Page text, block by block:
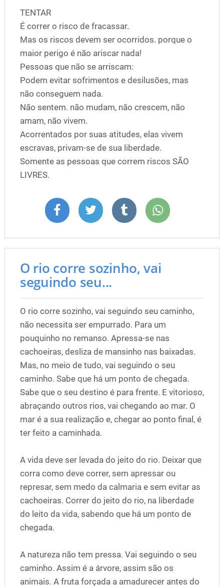
TENTAR
É correr o risco de fracassar.
Mas os riscos devem ser ocorridos. porque o
maior perigo é não ariscar nada!
Pessoas que não se arriscam:
Podem evitar sofrimentos e desilusões, mas
não conseguem nada.
Não sentem. não mudam, não crescem, não
amam, não vivem.
Acorrentados por suas atitudes, elas vivem
escravas, privam-se de sua liberdade.
Somente as pessoas que correm riscos SÃO
LIVRES.
O rio corre sozinho, vai
seguindo seu...
O rio corre sozinho, vai seguindo seu caminho,
não necessita ser empurrado. Para um
pouquinho no remanso. Apressa-se nas
cachoeiras, desliza de mansinho nas baixadas.
Mas, no meio de tudo, vai seguindo o seu
caminho. Sabe que há um ponto de chegada.
Sabe que o seu destino é para frente. E vitorioso,
abraçando outros rios, vai chegando ao mar. O
mar é a sua realização e, chegar ao ponto final, é
ter feito a caminhada.
A vida deve ser levada do jeito do rio. Deixar que
corra como deve correr, sem apressar ou
represar, sem medo da calmaria e sem evitar as
cachoeiras. Correr do jeito do rio, na liberdade
do leito da vida, sabendo que há um ponto de
chegada.
A natureza não tem pressa. Vai seguindo o seu
caminho. Assim é a árvore, assim são os
animais. A fruta forçada a amadurecer antes do